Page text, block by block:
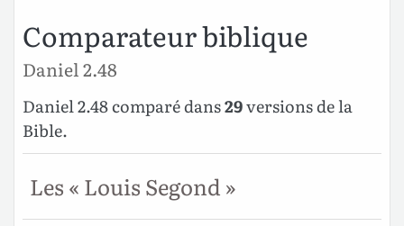
Comparateur biblique
Daniel 2.48
Daniel 2.48 comparé dans29versions de la
Bible.
Les « Louis Segond »